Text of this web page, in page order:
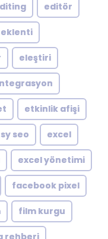
editör
eklenti
eleştiri
etkinlik afişi
seo excel
excel yönetimi
facebook pixel
film kurgu
rehberi